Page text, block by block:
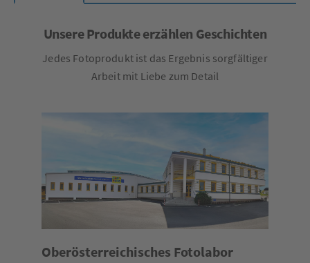
Unsere Produkte erzählen Geschichten
Jedes Fotoprodukt ist das Ergebnis sorgfältiger
Arbeit mit Liebe zum Detail
Oberösterreichisches Fotolabor